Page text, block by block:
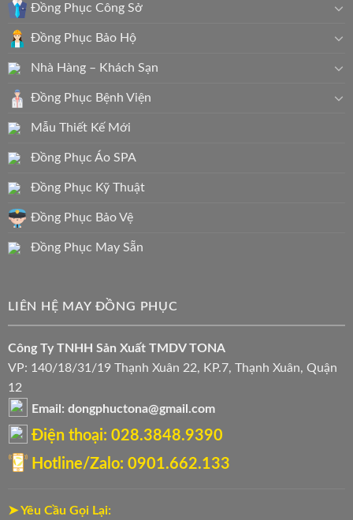
Đồng Phục Công Sở
Đồng Phục Bảo Hộ
Nhà Hàng – Khách Sạn
Đồng Phục Bệnh Viện
Mẫu Thiết Kế Mới
Đồng Phục Áo SPA
Đồng Phục Kỹ Thuật
Đồng Phục Bảo Vệ
Đồng Phục May Sẵn
LIÊN HỆ MAY ĐỒNG PHỤC
Công Ty TNHH Sản Xuất TMDV TONA
VP: 140/18/31/19 Thạnh Xuân 22, KP.7, Thạnh Xuân, Quận
12
Email: dongphuctona@gmail.com
Điện thoại: ‭028.3848.9390‬
Hotline/Zalo: 0901.662.133
➤ Yêu Cầu Gọi Lại: